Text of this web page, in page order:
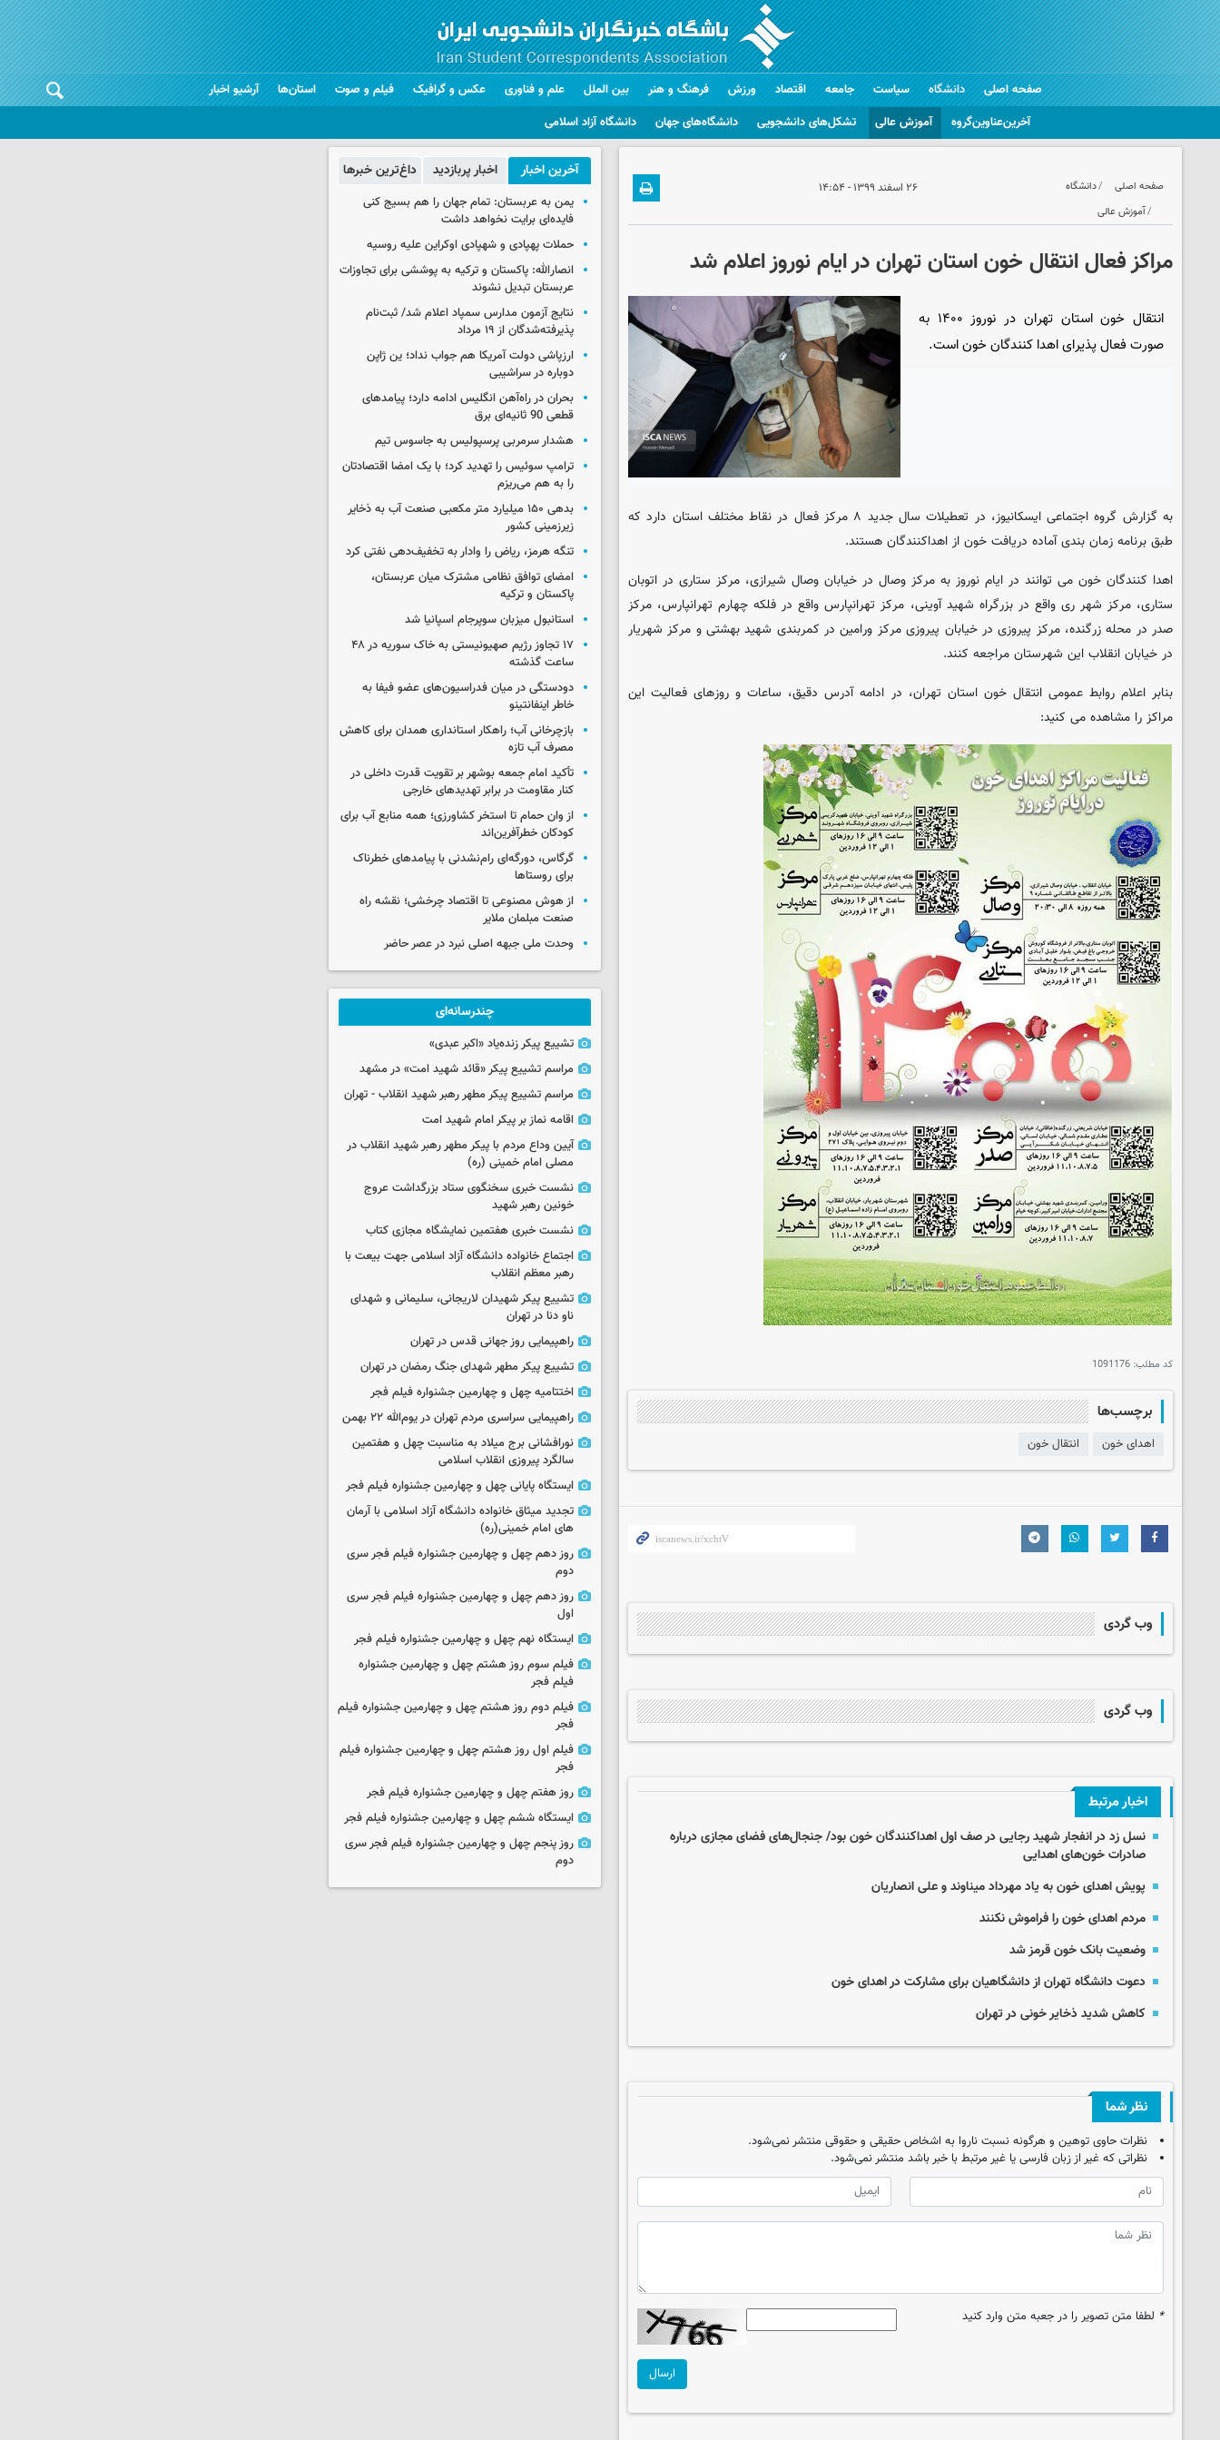
صفحه اصلی
دانشگاه
آخرین‌عناوین‌گروه
آموزش عالی تشکل‌های دانشجویی دانشگاه‌های جهان دانشگاه آزاد اسلامی
سیاست جامعه اقتصاد ورزش فرهنگ و هنر بین الملل علم و فناوری عکس و گرافیک فیلم و صوت استان‌ها آرشیو اخبار
صفحه اصلی
دانشگاه
آموزش عالی
۲۶ اسفند ۱۳۹۹ - ۱۴:۵۴
مراکز فعال انتقال خون استان تهران در ایام نوروز اعلام شد
انتقال خون استان تهران در نوروز ۱۴۰۰ به
صورت فعال پذیرای اهدا کنندگان خون است.
به گزارش گروه اجتماعی ایسکانیوز، در تعطیلات سال جدید ۸ مرکز فعال در نقاط مختلف استان دارد که
طبق برنامه زمان بندی آماده دریافت خون از اهداکنندگان هستند.
اهدا کنندگان خون می توانند در ایام نوروز به مرکز وصال در خیابان وصال شیرازی، مرکز ستاری در اتوبان
ستاری، مرکز شهر ری واقع در بزرگراه شهید آوینی، مرکز تهرانپارس واقع در فلکه چهارم تهرانپارس، مرکز
صدر در محله زرگنده، مرکز پیروزی در خیابان پیروزی مرکز ورامین در کمربندی شهید بهشتی و مرکز شهریار
در خیابان انقلاب این شهرستان مراجعه کنند.
بنابر اعلام روابط عمومی انتقال خون استان تهران، در ادامه آدرس دقیق، ساعات و روزهای فعالیت این
مراکز را مشاهده می کنید:
کد مطلب: 1091176
برچسب‌ها
اهدای خون انتقال خون
وب گردی
وب گردی
اخبار مرتبط
نسل زد در انفجار شهید رجایی در صف اول اهداکنندگان خون بود/ جنجال‌های فضای مجازی درباره
صادرات خون‌های اهدایی
پویش اهدای خون به یاد مهرداد میناوند و علی انصاریان
مردم اهدای خون را فراموش نکنند
وضعیت بانک خون قرمز شد
دعوت دانشگاه تهران از دانشگاهیان برای مشارکت در اهدای خون
کاهش شدید ذخایر خونی در تهران
نظر شما
نظرات حاوی توهین و هرگونه نسبت ناروا به اشخاص حقیقی و حقوقی منتشر نمی‌شود.
نظراتی که غیر از زبان فارسی یا غیر مرتبط با خبر باشد منتشر نمی‌شود.
* لطفا متن تصویر را در جعبه متن وارد کنید
ارسال
آخرین اخبار اخبار پربازدید داغ‌ترین خبرها
یمن به عربستان: تمام جهان را هم بسیج کنی
فایده‌ای برایت نخواهد داشت
حملات پهپادی و شهپادی اوکراین علیه روسیه
انصارالله: پاکستان و ترکیه به پوششی برای تجاوزات
عربستان تبدیل نشوند
نتایج آزمون مدارس سمپاد اعلام شد/ ثبت‌نام
پذیرفته‌شدگان از ۱۹ مرداد
ارزپاشی دولت آمریکا هم جواب نداد؛ ین ژاپن
دوباره در سراشیبی
بحران در راه‌آهن انگلیس ادامه دارد؛ پیامدهای
قطعی 90 ثانیه‌ای برق
هشدار سرمربی پرسپولیس به جاسوس تیم
ترامپ سوئیس را تهدید کرد؛ با یک امضا اقتصادتان
را به هم می‌ریزم
بدهی ۱۵۰ میلیارد متر مکعبی صنعت آب به ذخایر
زیرزمینی کشور
تنگه هرمز، ریاض را وادار به تخفیف‌دهی نفتی کرد
امضای توافق نظامی مشترک میان عربستان،
پاکستان و ترکیه
استانبول میزبان سوپرجام اسپانیا شد
۱۷ تجاوز رژیم صهیونیستی به خاک سوریه در ۴۸
ساعت گذشته
دودستگی در میان فدراسیون‌های عضو فیفا به
خاطر اینفانتینو
بازچرخانی آب؛ راهکار استانداری همدان برای کاهش
مصرف آب تازه
تأکید امام جمعه بوشهر بر تقویت قدرت داخلی در
کنار مقاومت در برابر تهدیدهای خارجی
از وان حمام تا استخر کشاورزی؛ همه منابع آب برای
کودکان خطرآفرین‌اند
گرگاس، دورگه‌ای رام‌نشدنی با پیامدهای خطرناک
برای روستاها
از هوش مصنوعی تا اقتصاد چرخشی؛ نقشه راه
صنعت مبلمان ملایر
وحدت ملی جبهه اصلی نبرد در عصر حاضر
چندرسانه‌ای
تشییع پیکر زنده‌یاد «اکبر عبدی»
مراسم تشییع پیکر «قائد شهید امت» در مشهد
مراسم تشییع پیکر مطهر رهبر شهید انقلاب - تهران
اقامه نماز بر پیکر امام شهید امت
آیین وداع مردم با پیکر مطهر رهبر شهید انقلاب در
مصلی امام خمینی (ره)
نشست خبری سخنگوی ستاد بزرگداشت عروج
خونین رهبر شهید
نشست خبری هفتمین نمایشگاه مجازی کتاب
اجتماع خانواده دانشگاه آزاد اسلامی جهت بیعت با
رهبر معظم انقلاب
تشییع پیکر شهیدان لاریجانی، سلیمانی و شهدای
ناو دنا در تهران
راهپیمایی روز جهانی قدس در تهران
تشییع پیکر مطهر شهدای جنگ رمضان در تهران
اختتامیه چهل و چهارمین جشنواره فیلم فجر
راهپیمایی سراسری مردم تهران در یوم‌الله ۲۲ بهمن
نورافشانی برج میلاد به مناسبت چهل‌ و هفتمین
سالگرد پیروزی انقلاب اسلامی
ایستگاه پایانی چهل و چهارمین جشنواره فیلم فجر
تجدید میثاق خانواده دانشگاه آزاد اسلامی با آرمان
های امام خمینی(ره)
روز دهم چهل و چهارمین جشنواره فیلم فجر سری
دوم
روز دهم چهل و چهارمین جشنواره فیلم فجر سری
اول
ایستگاه نهم چهل و چهارمین جشنواره فیلم فجر
فیلم سوم روز هشتم چهل و چهارمین جشنواره
فیلم فجر
فیلم دوم روز هشتم چهل و چهارمین جشنواره فیلم
فجر
فیلم اول روز هشتم چهل و چهارمین جشنواره فیلم
فجر
روز هفتم چهل و چهارمین جشنواره فیلم فجر
ایستگاه ششم چهل و چهارمین جشنواره فیلم فجر
روز پنجم چهل و چهارمین جشنواره فیلم فجر سری
دوم